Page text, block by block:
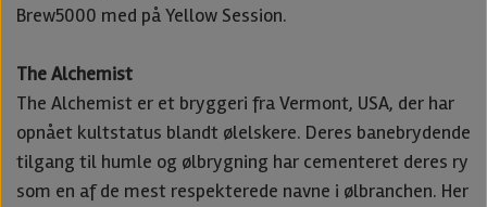
Brew5000 med på Yellow Session.
The Alchemist
The Alchemist er et bryggeri fra Vermont, USA, der har
opnået kultstatus blandt ølelskere. Deres banebrydende
tilgang til humle og ølbrygning har cementeret deres ry
som en af de mest respekterede navne i ølbranchen. Her